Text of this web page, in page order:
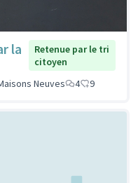
la
Retenue par le tri
citoyen
Neuves
4 9